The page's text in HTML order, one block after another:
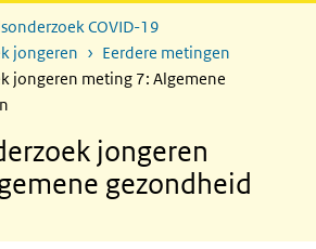
COVID-19
jongeren
Eerdere metingen
jongeren meting 7: Algemene
jongeren
gezondheid